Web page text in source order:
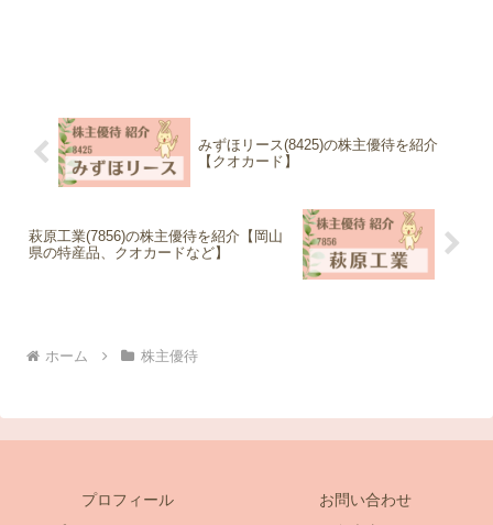
みずほリース(8425)の株主優待を紹介
【クオカード】
萩原工業(7856)の株主優待を紹介【岡山
県の特産品、クオカードなど】
ホーム 株主優待
プロフィール
お問い合わせ